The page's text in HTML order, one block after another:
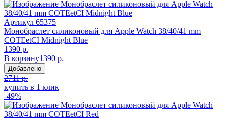
Артикул 65375
Монобраслет силиконовый для Apple Watch 38/40/41 mm
COTEetCI Midnight Blue
1390 р.
В корзину1390 р.
Добавлено
2711 р.
купить в 1 клик
-49%